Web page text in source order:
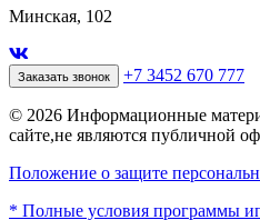
Минская, 102
Заказать звонок +7 3452 670 777
© 2026 Информационные
сайте,не являются публичной
Положение о защите
* Полные условия программы